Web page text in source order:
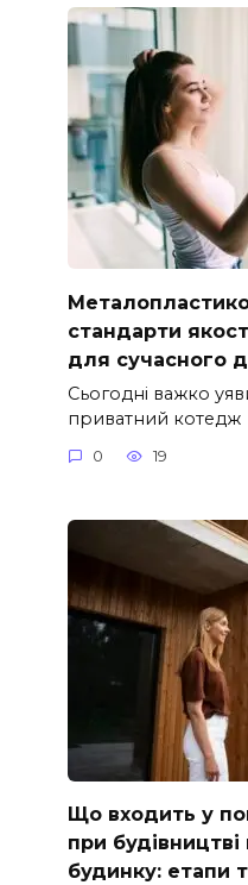
стандарти
для сучасного
Сьогодні важко
приватний котедж
0 19
Що входить у
при
будинку: етапи